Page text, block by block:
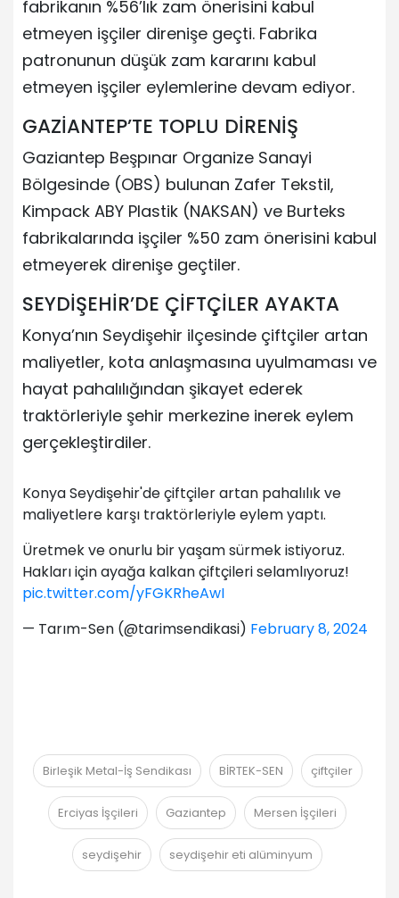
fabrikanın %56’lık zam önerisini kabul
etmeyen işçiler direnişe geçti. Fabrika
patronunun düşük zam kararını kabul
etmeyen işçiler eylemlerine devam ediyor.
GAZİANTEP’TE TOPLU DİRENİŞ
Gaziantep Beşpınar Organize Sanayi
Bölgesinde (OBS) bulunan Zafer Tekstil,
Kimpack ABY Plastik (NAKSAN) ve Burteks
fabrikalarında işçiler %50 zam önerisini kabul
etmeyerek direnişe geçtiler.
SEYDİŞEHİR’DE ÇİFTÇİLER AYAKTA
Konya’nın Seydişehir ilçesinde çiftçiler artan
maliyetler, kota anlaşmasına uyulmaması ve
hayat pahalılığından şikayet ederek
traktörleriyle şehir merkezine inerek eylem
gerçekleştirdiler.
Konya Seydişehir'de çiftçiler artan pahalılık ve
maliyetlere karşı traktörleriyle eylem yaptı.
Üretmek ve onurlu bir yaşam sürmek istiyoruz.
Hakları için ayağa kalkan çiftçileri selamlıyoruz!
pic.twitter.com/yFGKRheAwI
— Tarım-Sen (@tarimsendikasi) February 8, 2024
Birleşik Metal-İş Sendikası BİRTEK-SEN çiftçiler
Erciyas İşçileri Gaziantep Mersen İşçileri
seydişehir seydişehir eti alüminyum